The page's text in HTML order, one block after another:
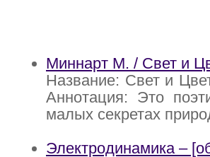
Миннарт М. / Свет и
Название: Свет и
Аннотация: Это
малых секретах
Электродинамика –